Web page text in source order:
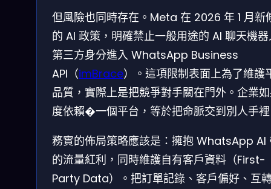
但風險也同時存在。Meta 在 2026 年 1 月新
的 AI 政策，明確禁止一般用途的 AI 聊天機
第三方身分進入 WhatsApp Business
API（imBrace）。這項限制表面上為了維護
品質，實際上是把競爭對手關在門外。企業
度依賴�一個平台，等於把命脈交到別人手
務實的佈局策略應該是：擁抱 WhatsApp AI
的流量紅利，同時維護自有客戶資料（First-
Party Data）。把訂單記錄、客戶偏好、互